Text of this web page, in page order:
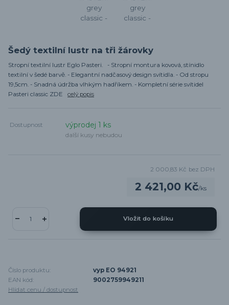
Šedý textilní lustr na tři žárovky
Stropní textilní lustr Eglo Pasteri. - Stropní montura kovová, stínidlo
textilní v šedé barvě. - Elegantní nadčasový design svítidla. - Od stropu
19,5cm. - Snadná údržba vlhkým hadříkem. - Kompletní série svítidel
Pasteri classic ZDE celý popis
Dostupnost výprodej 1 ks
další kusy nebudou
2 421,00 Kč/ks
2 000,83 Kč bez DPH
Vložit do košíku
Číslo produktu:
vyp EO 94921
EAN kód:
9002759949211
Hlídat cenu / dostupnost